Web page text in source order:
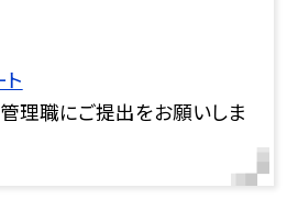
理職にご提出をお願いしま